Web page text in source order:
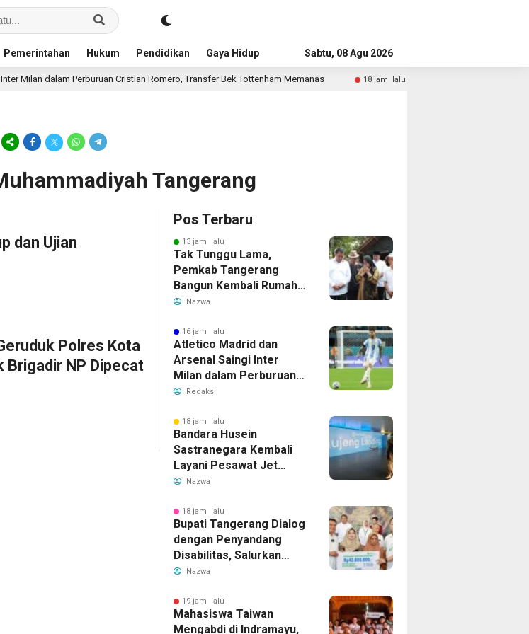
Pemerintahan Hukum Pendidikan Gaya Hidup AdvertorialSabtu, 08 Agu 2026
Cristian Romero, Transfer Bek Tottenham Memanas 18 jam lalu Bandara Husein Sastranegara Kembali Layani
Tangerang
dan Ujian
Polres Kota
Brigadir NP Dipecat
Pos Terbaru
13 jam lalu
Tak Tunggu Lama,
Pemkab Tangerang
Bangun Kembali Rumah
Warga yang Roboh
Nazwa
16 jam lalu
Atletico Madrid dan
Arsenal Saingi Inter
Milan dalam Perburuan
Cristian Romero,
Memanas
Redaksi
18 jam lalu
Bandara Husein
Sastranegara Kembali
Layani Pesawat Jet
Mulai 14 Agustus 2026,
Rute Bandung-Denpasar
Nazwa
18 jam lalu
Bupati Tangerang Dialog
dengan Penyandang
Disabilitas, Salurkan
Bantuan dan Tampung
Nazwa
19 jam lalu
Mahasiswa Taiwan
Mengabdi di Indramayu,